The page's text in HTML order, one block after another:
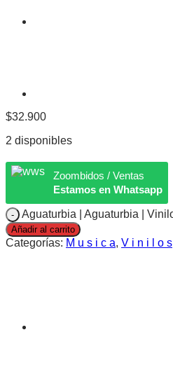
$32.900
2 disponibles
Zoombidos / Ventas
Estamos en Whatsapp
Aguaturbia | Aguaturbia |
Añadir al carrito
Categorías: M u s i c a, V i n i l o s